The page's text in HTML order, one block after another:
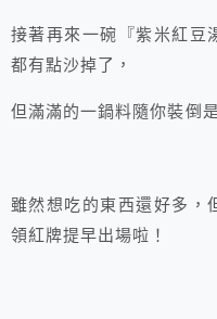
接著再來一碗『紫米紅豆
都有點沙掉了，
但滿滿的一鍋料隨你裝倒
雖然想吃的東西還好多，
領紅牌提早出場啦！